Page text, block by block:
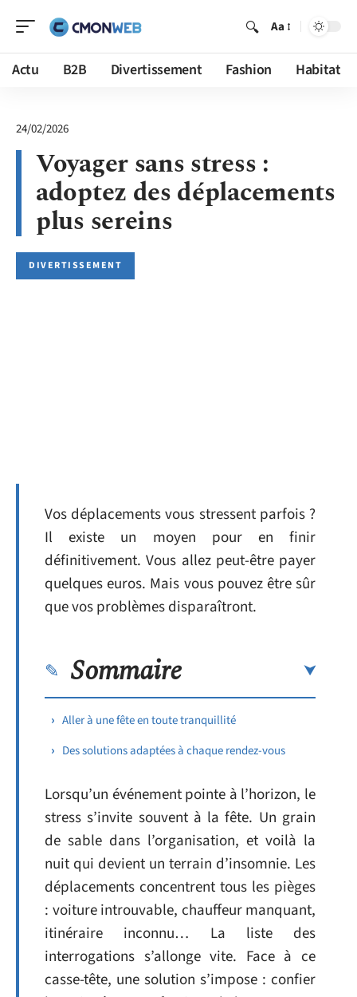
Aa
Actu B2B Divertissement Fashion Habitat
24/02/2026
Voyager sans stress :
adoptez des déplacements
plus sereins
DIVERTISSEMENT
Vos déplacements vous stressent parfois ?
Il existe un moyen pour en finir
définitivement. Vous allez peut-être payer
quelques euros. Mais vous pouvez être sûr
que vos problèmes disparaîtront.
Sommaire
Aller à une fête en toute tranquillité
Des solutions adaptées à chaque rendez-vous
Lorsqu’un événement pointe à l’horizon, le
stress s’invite souvent à la fête. Un grain
de sable dans l’organisation, et voilà la
nuit qui devient un terrain d’insomnie. Les
déplacements concentrent tous les pièges
: voiture introuvable, chauffeur manquant,
itinéraire inconnu… La liste des
interrogations s’allonge vite. Face à ce
casse-tête, une solution s’impose : confier